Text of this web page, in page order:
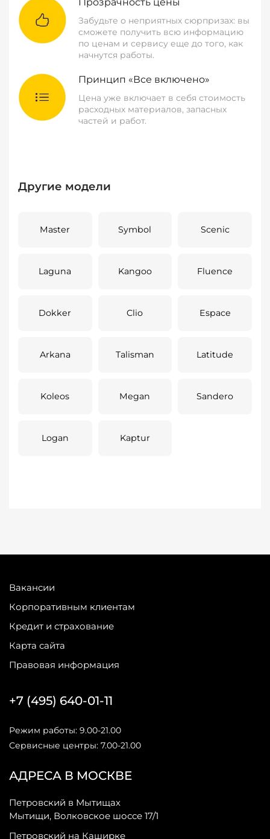
Забудьте о неприятных сюрпризах: вы
сможете получить всю информацию
по ценам и сервису еще до того, как
начнутся работы.
Принцип «Все включено»
Цена уже включает в себя стоимость
расходных материалов, запасных
частей и работ.
Другие модели
Master Symbol Scenic
Laguna Kangoo Fluence
Dokker Clio Espace
Arkana Talisman Latitude
Koleos Megan Sandero
Logan Kaptur
Вакансии
Корпоративным клиентам
Кредит и страхование
Карта сайта
Правовая информация
АДРЕСА В МОСКВЕ
Петровский в Мытищах
Мытищи, Волковское шоссе 17/1
Петровский на Каширке
+7 (495) 640-01-11
Режим работы: 9.00-21.00
Сервисные центры: 7.00-21.00